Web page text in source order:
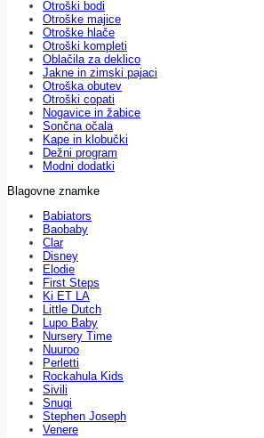
Otroški bodi
Otroške majice
Otroške hlače
Otroški kompleti
Oblačila za deklico
Jakne in zimski pajaci
Otroška obutev
Otroški copati
Nogavice in žabice
Sončna očala
Kape in klobučki
Dežni program
Modni dodatki
Blagovne znamke
Babiators
Baobaby
Clar
Disney
Elodie
First Steps
Ki ET LA
Little Dutch
Lupo Baby
Nursery Time
Nuuroo
Perletti
Rockahula Kids
Sivili
Snugi
Stephen Joseph
Venere